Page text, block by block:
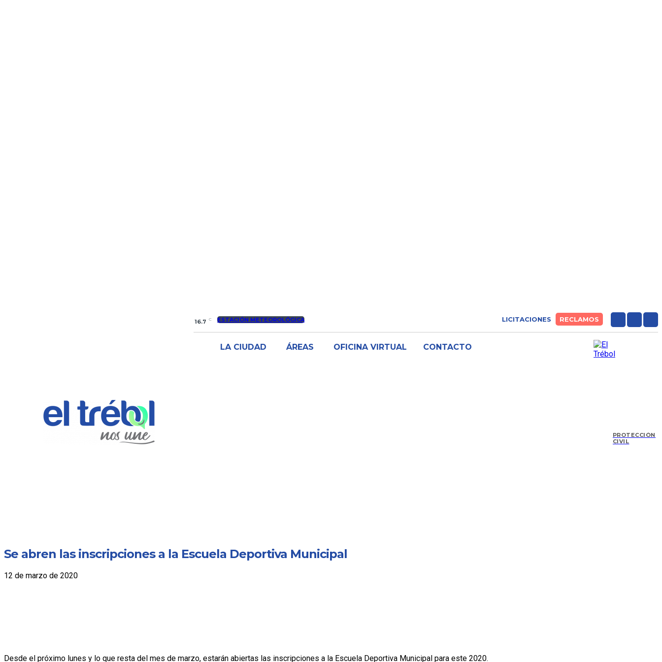
16.7 C ESTACIÓN METEOROLÓGICA LICITACIONES RECLAMOS
LA CIUDAD ÁREAS OFICINA VIRTUAL CONTACTO
PROTECCIÓN
CIVIL
Se abren las inscripciones a la Escuela Deportiva Municipal
12 de marzo de 2020
Desde el próximo lunes y lo que resta del mes de marzo, estarán abiertas las inscripciones a la Escuela Deportiva Municipal para este 2020.